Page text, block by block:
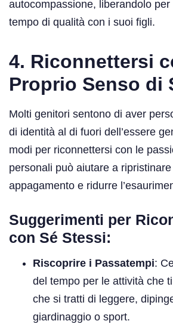
autocompassione, liberandolo per
tempo di qualità con i suoi figli.
4. Riconnettersi
Proprio Senso di
Molti genitori sentono di aver
di identità al di fuori dell’essere
modi per riconnettersi con le
personali può aiutare a
appagamento e ridurre
Suggerimenti per
con Sé Stessi:
Riscoprire i Passatempi:
del tempo per le attività che
che si tratti di leggere,
giardinaggio o sport.